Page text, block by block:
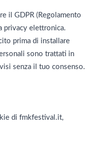
il GDPR (Regolamento
privacy elettronica.
prima di installare
sono trattati in
senza il tuo consenso.
di fmkfestival.it,